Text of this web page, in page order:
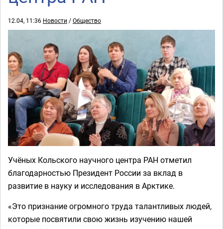
12.04, 11:36 Новости /Общество
Учёных Кольского научного центра РАН отметил
благодарностью Президент России за вклад в
развитие в науку и исследования в Арктике.
«Это признание огромного труда талантливых людей,
которые посвятили свою жизнь изучению нашей